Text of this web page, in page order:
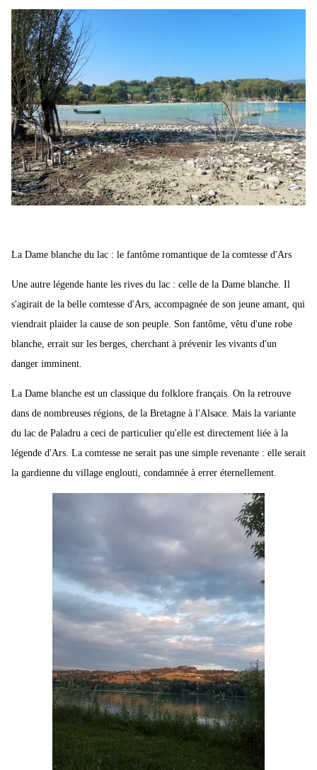
La Dame blanche du lac : le fantôme romantique de la comtesse d'Ars
Une autre légende hante les rives du lac : celle de la Dame blanche. Il
s'agirait de la belle comtesse d'Ars, accompagnée de son jeune amant, qui
viendrait plaider la cause de son peuple. Son fantôme, vêtu d'une robe
blanche, errait sur les berges, cherchant à prévenir les vivants d'un
danger imminent.
La Dame blanche est un classique du folklore français. On la retrouve
dans de nombreuses régions, de la Bretagne à l'Alsace. Mais la variante
du lac de Paladru a ceci de particulier qu'elle est directement liée à la
légende d'Ars. La comtesse ne serait pas une simple revenante : elle serait
la gardienne du village englouti, condamnée à errer éternellement.